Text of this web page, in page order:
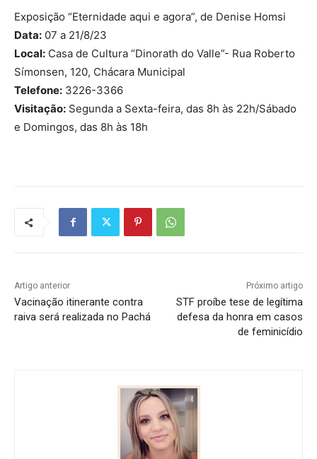
Exposição “Eternidade aqui e agora”, de Denise Homsi
Data: 07 a 21/8/23
Local: Casa de Cultura “Dinorath do Valle”- Rua Roberto
Símonsen, 120, Chácara Municipal
Telefone: 3226-3366
Visitação: Segunda a Sexta-feira, das 8h às 22h/Sábado
e Domingos, das 8h às 18h
Artigo anterior
Vacinação itinerante contra
raiva será realizada no Pachá
Próximo artigo
STF proíbe tese de legítima
defesa da honra em casos
de feminicídio